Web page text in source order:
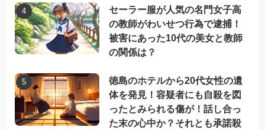
セーラー服が人気の名門女子高
の教師がわいせつ行為で逮捕！
被害にあった10代の美女と教師
の関係は？
徳島のホテルから20代女性の遺
体を発見！容疑者にも自殺を図
ったとみられる傷が！話し合っ
た末の心中か？それとも承諾殺